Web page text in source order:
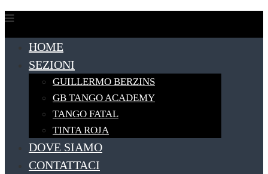
Skip
contentHOME
SEZIONI
GUILLERMO BERZINS
GB TANGO ACADEMY
TANGO FATAL
TINTA ROJA
DOVE SIAMO
CONTATTACI